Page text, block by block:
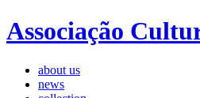
Associação
about us
news